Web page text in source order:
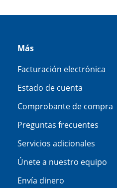
Más
Facturación electrónica
Estado de cuenta
Comprobante de compra
Preguntas frecuentes
Servicios adicionales
Únete a nuestro equipo
Envía dinero